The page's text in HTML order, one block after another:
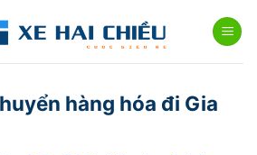
hàng hóa đi Gia